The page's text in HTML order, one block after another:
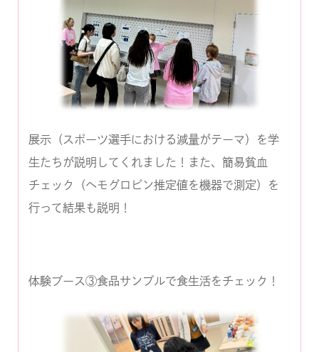
展示（スポーツ選手における減量がテーマ）を学
生たちが説明してくれました！また、簡易貧血
チェック（ヘモグロビン推定値を機器で測定）を
行って結果も説明！
体験ブース③食品サンプルで食生活をチェック！